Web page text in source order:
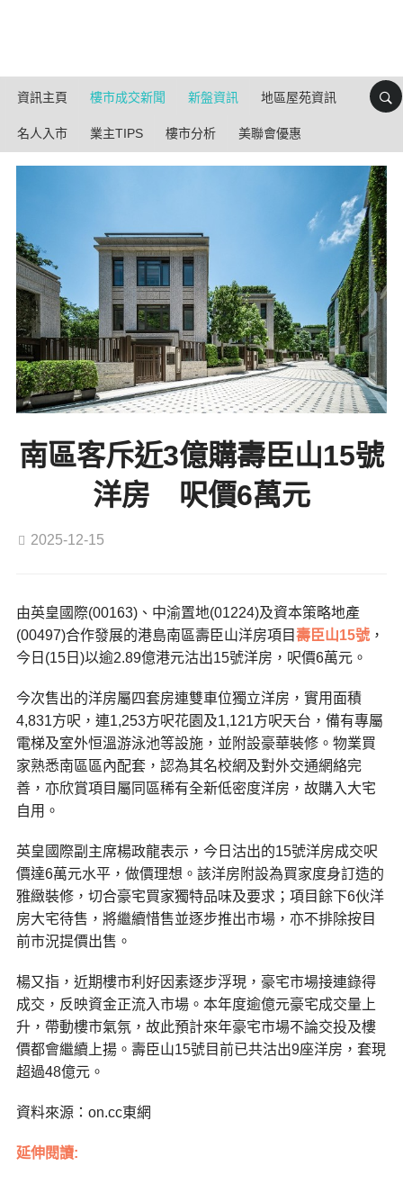
資訊主頁 樓市成交新聞 新盤資訊 地區屋苑資訊
名人入市 業主TIPS 樓市分析 美聯會優惠
南區客斥近3億購壽臣山15號
洋房 呎價6萬元
2025-12-15
由英皇國際(00163)、中渝置地(01224)及資本策略地產
(00497)合作發展的港島南區壽臣山洋房項目壽臣山15號，
今日(15日)以逾2.89億港元沽出15號洋房，呎價6萬元。
今次售出的洋房屬四套房連雙車位獨立洋房，實用面積
4,831方呎，連1,253方呎花園及1,121方呎天台，備有專屬
電梯及室外恒溫游泳池等設施，並附設豪華裝修。物業買
家熟悉南區區內配套，認為其名校網及對外交通網絡完
善，亦欣賞項目屬同區稀有全新低密度洋房，故購入大宅
自用。
英皇國際副主席楊政龍表示，今日沽出的15號洋房成交呎
價達6萬元水平，做價理想。該洋房附設為買家度身訂造的
雅緻裝修，切合豪宅買家獨特品味及要求；項目餘下6伙洋
房大宅待售，將繼續惜售並逐步推出市場，亦不排除按目
前市況提價出售。
楊又指，近期樓市利好因素逐步浮現，豪宅市場接連錄得
成交，反映資金正流入市場。本年度逾億元豪宅成交量上
升，帶動樓市氣氛，故此預計來年豪宅市場不論交投及樓
價都會繼續上揚。壽臣山15號目前已共沽出9座洋房，套現
超過48億元。
資料來源：on.cc東網
延伸閱讀: